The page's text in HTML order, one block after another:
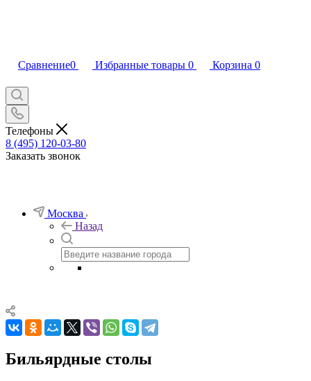
Сравнение0 Избранные товары 0 Корзина 0
Телефоны
8 (495) 120-03-80
Заказать звонок
Москва
Назад
Бильярдные столы